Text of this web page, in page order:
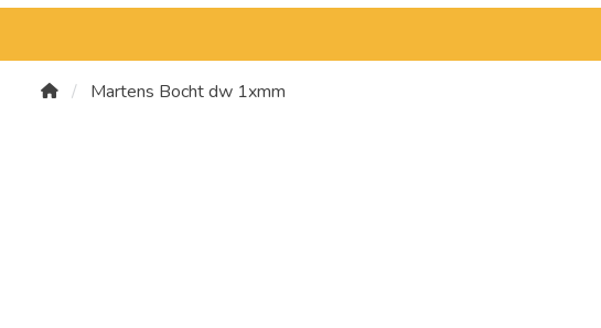
Martens Bocht dw 1xmm